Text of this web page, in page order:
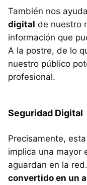
También nos
digital de nuestro
información que
A la postre, de lo
nuestro público
profesional.
Seguridad Digital
Precisamente,
implica una mayor
aguardan en la red.
convertido en un